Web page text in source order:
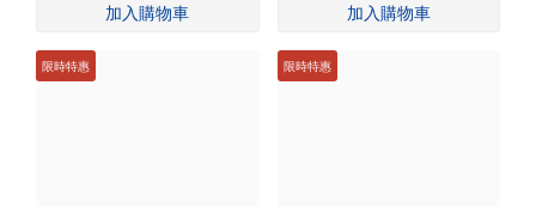
限時特惠 限時特惠